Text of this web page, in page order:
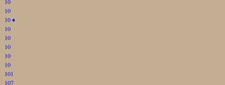
10
10♦
10
10
10
10
10
101
107